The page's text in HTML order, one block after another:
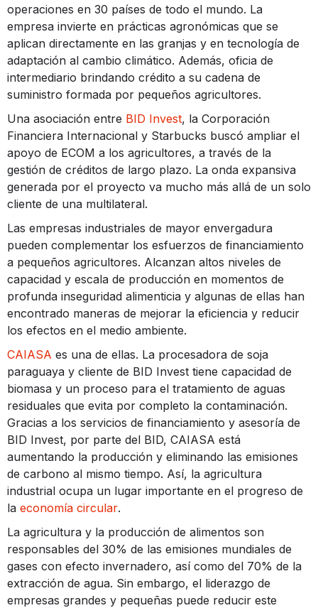
operaciones en 30 países de todo el mundo. La
empresa invierte en prácticas agronómicas que se
aplican directamente en las granjas y en tecnología de
adaptación al cambio climático. Además, oficia de
intermediario brindando crédito a su cadena de
suministro formada por pequeños agricultores.
Una asociación entre BID Invest, la Corporación
Financiera Internacional y Starbucks buscó ampliar el
apoyo de ECOM a los agricultores, a través de la
gestión de créditos de largo plazo. La onda expansiva
generada por el proyecto va mucho más allá de un solo
cliente de una multilateral.
Las empresas industriales de mayor envergadura
pueden complementar los esfuerzos de financiamiento
a pequeños agricultores. Alcanzan altos niveles de
capacidad y escala de producción en momentos de
profunda inseguridad alimenticia y algunas de ellas han
encontrado maneras de mejorar la eficiencia y reducir
los efectos en el medio ambiente.
CAIASA es una de ellas. La procesadora de soja
paraguaya y cliente de BID Invest tiene capacidad de
biomasa y un proceso para el tratamiento de aguas
residuales que evita por completo la contaminación.
Gracias a los servicios de financiamiento y asesoría de
BID Invest, por parte del BID, CAIASA está
aumentando la producción y eliminando las emisiones
de carbono al mismo tiempo. Así, la agricultura
industrial ocupa un lugar importante en el progreso de
la economía circular.
La agricultura y la producción de alimentos son
responsables del 30% de las emisiones mundiales de
gases con efecto invernadero, así como del 70% de la
extracción de agua. Sin embargo, el liderazgo de
empresas grandes y pequeñas puede reducir este